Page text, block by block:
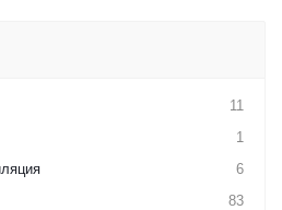
11
1
6
83